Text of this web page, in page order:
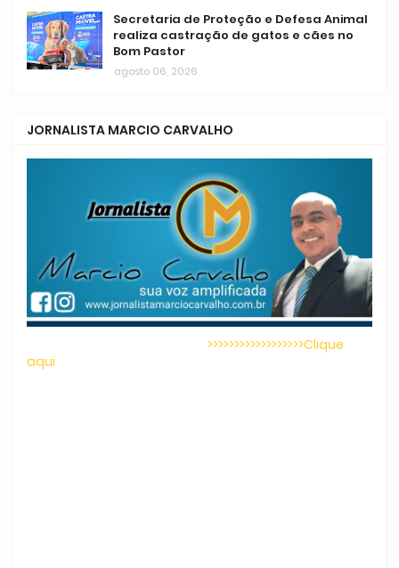
Secretaria de Proteção e Defesa Animal
realiza castração de gatos e cães no
Bom Pastor
agosto 06, 2026
JORNALISTA MARCIO CARVALHO
>>>>>>>>>>>>>>>>>>Clique
aqui